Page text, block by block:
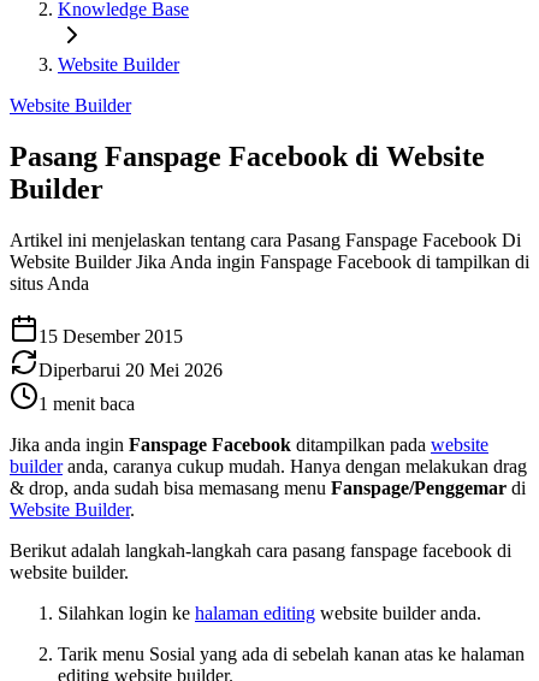
Knowledge Base
Website Builder
Website Builder
Pasang Fanspage Facebook di Website
Builder
Artikel ini menjelaskan tentang cara Pasang Fanspage Facebook Di
Website Builder Jika Anda ingin Fanspage Facebook di tampilkan di
situs Anda
15 Desember 2015
Diperbarui 20 Mei 2026
1 menit baca
Jika anda ingin Fanspage Facebook ditampilkan pada website
builderanda, caranya cukup mudah. Hanya dengan melakukan drag
& drop, anda sudah bisa memasang menu Fanspage/Penggemar di
Website Builder.
Berikut adalah langkah-langkah cara pasang fanspage facebook di
website builder.
Silahkan login ke halaman editing website builder anda.
Tarik menu Sosial yang ada di sebelah kanan atas ke halaman
editing website builder.